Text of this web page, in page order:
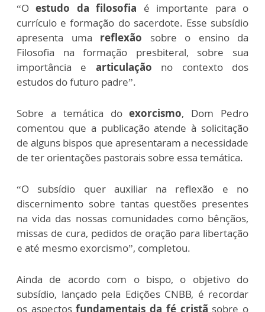
“Oestudo da filosofia é importante para o
currículo e formação do sacerdote. Esse subsídio
apresenta uma reflexão sobre o ensino da
Filosofia na formação presbiteral, sobre sua
importância e articulação no contexto dos
estudos do futuro padre”.
Sobre a temática doexorcismo, Dom Pedro
comentou que a publicação atende à solicitação
de alguns bispos que apresentaram a necessidade
de ter orientações pastorais sobre essa temática.
“O subsídio quer auxiliar na reflexão e no
discernimento sobre tantas questões presentes
na vida das nossas comunidades como bênçãos,
missas de cura, pedidos de oração para libertação
e até mesmo exorcismo”, completou.
Ainda de acordo com o bispo, o objetivo do
subsídio, lançado pela Edições CNBB, é recordar
os aspectosfundamentais da fé cristã sobre o